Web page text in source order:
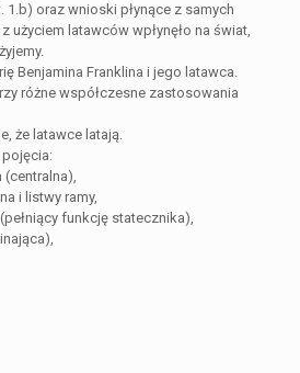
1.b) oraz wnioski płynące z samych
użyciem latawców wpłynęło na świat,
Benjamina Franklina i jego latawca.
różne współczesne zastosowania
że latawce latają.
i listwy ramy,
funkcję statecznika),